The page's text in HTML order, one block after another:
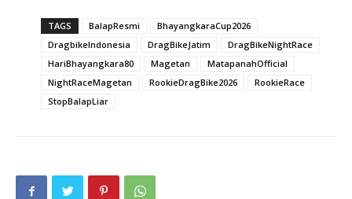
TAGS BalapResmi
BhayangkaraCup2026
DragbikeIndonesia
DragBikeJatim
DragBikeNightRace
HariBhayangkara80
Magetan
MatapanahOfficial
NightRaceMagetan
RookieDragBike2026
RookieRace
StopBalapLiar